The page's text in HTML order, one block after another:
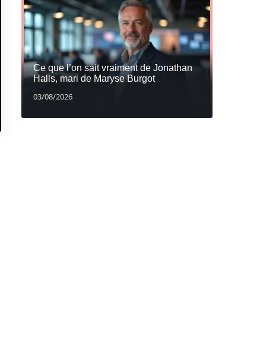
Ce que l’on sait vraiment de Jonathan
Halls, mari de Maryse Burgot
03/08/2026